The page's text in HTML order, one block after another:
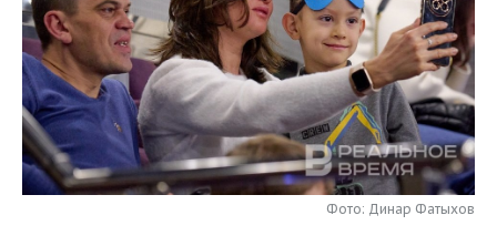
ИНВЕСТИЦИИ
НЕФТЕХИМИЯ
НЕФТЬ
ОПК
ЭНЕРГЕТИКА
НОВОСТИ БИЗНЕСА
РОЗНИЧНАЯ ТОРГОВЛЯ
ТРАНСПОРТ
УСЛУГИ
ТЕХНОЛОГИИ
НОВОСТИ ТЕХНОЛОГИЙ
IT
МЕДИА
МЕРОПРИЯТИЯ
НОВОСТИ МЕРОПРИЯТИЙ
ВЫЕЗДНАЯ РЕДАКЦИЯ
СПОРТ
НОВОСТИ СПОРТА
ОБЩЕСТВО
Фото: Динар Фатыхов